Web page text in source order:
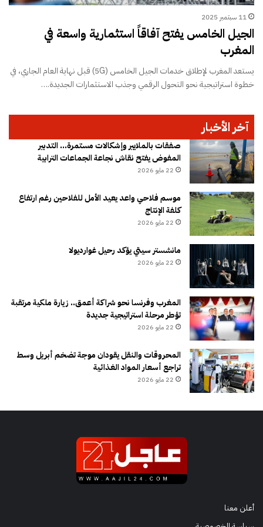
11 سبتمبر 2025
الجيل الخامس يفتح آفاقاً استثمارية واسعة في
المغرب
يستعد المغرب لإطلاق خدمات الجيل الخامس (5G) قبل نهاية العام الجاري، في
خطوة استراتيجية نحو التحول الرقمي وجذب الاستثمارات الجديدة.…
آخر الأخبار
صفقات بالملايير وإشكالات مستمرة… التدبير
المفوض يفتح نقاش نجاعة الجماعات الترابية
22 مايو 2026
موسم فلاحي واعد يعيد الأمل للفلاحين رغم ارتفاع
كلفة الإنتاج
22 مايو 2026
مانشستر سيتي يؤكد رحيل غوارديولا
22 مايو 2026
المغرب وفرنسا نحو شراكة أعمق.. زيارة ملكية مرتقبة
تؤطر مرحلة استراتيجية جديدة
22 مايو 2026
المحروقات والنقل يقودان موجة تضخم أبريل وسط
تراجع أسعار المواد الغذائية
22 مايو 2026
أعلن معنا